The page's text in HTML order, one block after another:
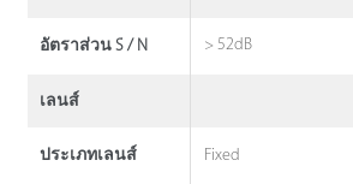
อัตราส่วน S / N > 52dB
เลนส์
ประเภทเลนส์ Fixed